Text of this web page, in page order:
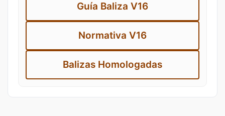
Guía Baliza V16
Normativa V16
Balizas Homologadas